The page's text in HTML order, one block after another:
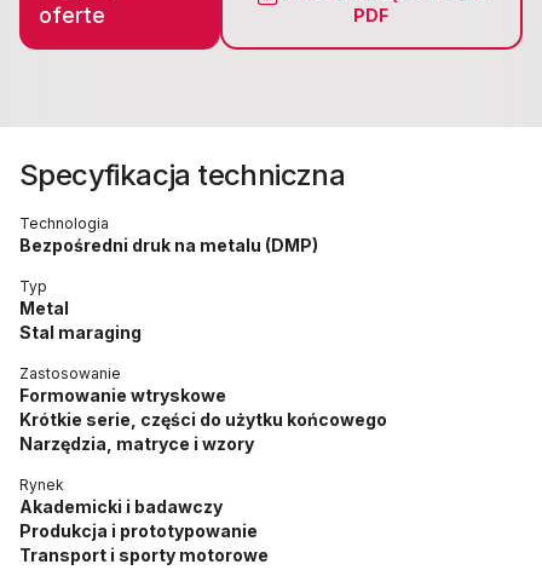
oferte
PDF
Specyfikacja techniczna
Technologia
Bezpośredni druk na metalu (DMP)
Typ
Metal
Stal maraging
Zastosowanie
Formowanie wtryskowe
Krótkie serie, części do użytku końcowego
Narzędzia, matryce i wzory
Rynek
Akademicki i badawczy
Produkcja i prototypowanie
Transport i sporty motorowe